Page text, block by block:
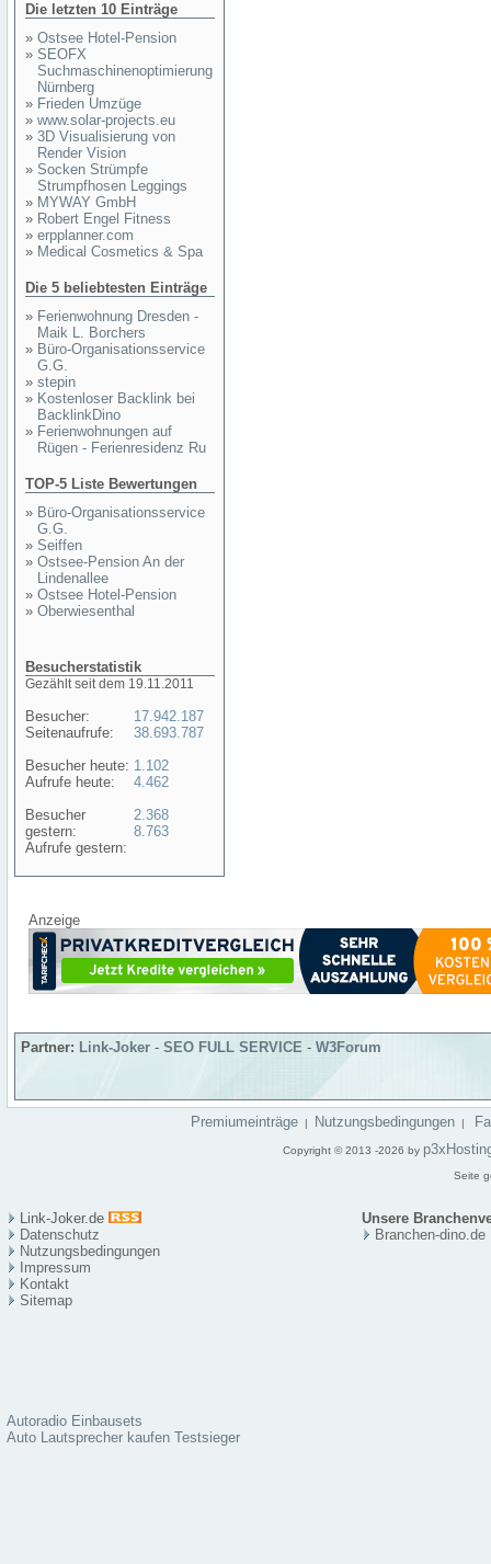
Die letzten 10 Einträge
» Ostsee Hotel-Pension
» SEOFX
Suchmaschinenoptimierung
Nürnberg
» Frieden Umzüge
» www.solar-projects.eu
» 3D Visualisierung von
Render Vision
» Socken Strümpfe
Strumpfhosen Leggings
» MYWAY GmbH
» Robert Engel Fitness
» erpplanner.com
» Medical Cosmetics & Spa
Die 5 beliebtesten Einträge
» Ferienwohnung Dresden -
Maik L. Borchers
» Büro-Organisationsservice
G.G.
» stepin
» Kostenloser Backlink bei
BacklinkDino
» Ferienwohnungen auf
Rügen - Ferienresidenz Ru
TOP-5 Liste Bewertungen
» Büro-Organisationsservice
G.G.
» Seiffen
» Ostsee-Pension An der
Lindenallee
» Ostsee Hotel-Pension
» Oberwiesenthal
Besucherstatistik
Gezählt seit dem 19.11.2011
Besucher:
Seitenaufrufe:
Besucher heute:
Aufrufe heute:
Besucher
gestern:
Aufrufe gestern:
17.942.187
38.693.787
1.102
4.462
2.368
8.763
Anzeige
Partner: Link-Joker - SEO FULL SERVICE - W3Forum
Premiumeinträge | Nutzungsbedingungen |
Copyright © 2013 -2026 by
Seite
Link-Joker.de
Unsere
Datenschutz
Nutzungsbedingungen
Impressum
Kontakt
Sitemap
Branchen-dino.de
Autoradio Einbausets
Auto Lautsprecher kaufen Testsieger